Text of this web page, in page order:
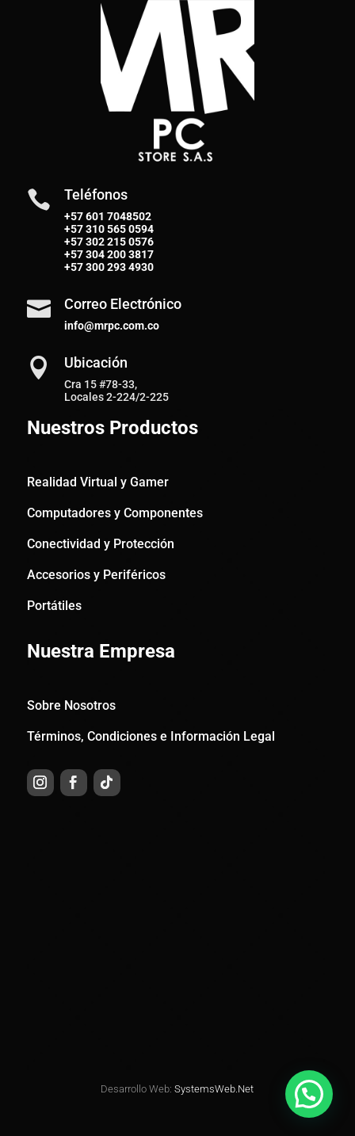
 Teléfonos
+57 601 7048502
+57310 565 0594
+57302 215 0576
+57304 200 3817
+57300 293 4930
 Correo Electrónico
info@mrpc.com.co
 Ubicación
Cra 15 #78-33,
Locales 2-224/2-225
Nuestros Productos
Realidad Virtual y Gamer
Computadores y Componentes
Conectividad y Protección
Accesorios y Periféricos
Portátiles
Nuestra Empresa
Sobre Nosotros
Términos, Condiciones e Información Legal
Desarrollo Web: SystemsWeb.Net